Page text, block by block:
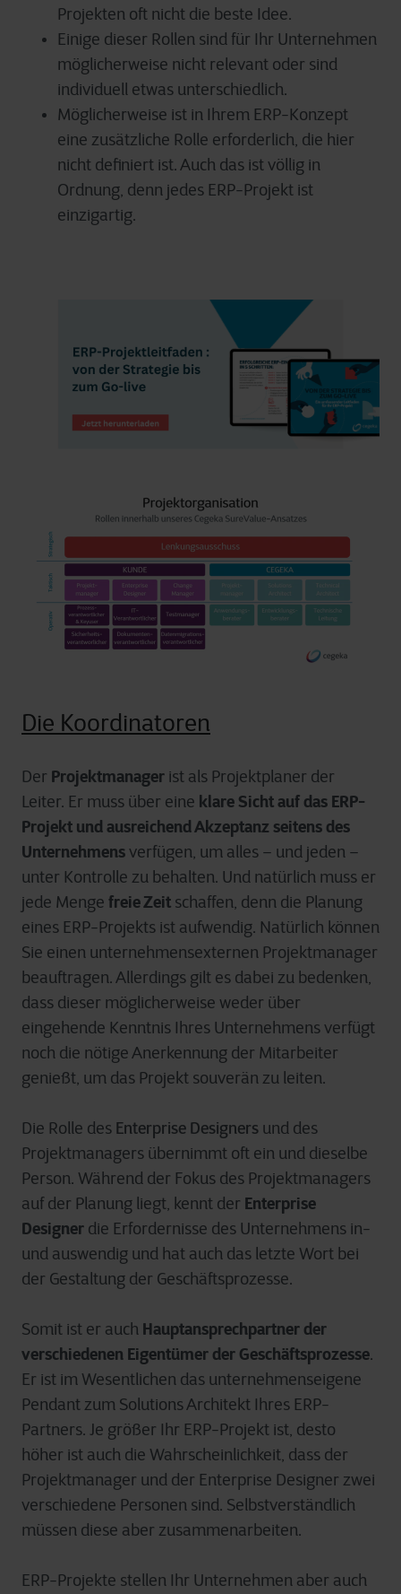
Projekten oft nicht die beste Idee.
Einige dieser Rollen sind für Ihr Unternehmen
möglicherweise nicht relevant oder sind
individuell etwas unterschiedlich.
Möglicherweise ist in Ihrem ERP-Konzept
eine zusätzliche Rolle erforderlich, die hier
nicht definiert ist. Auch das ist völlig in
Ordnung, denn jedes ERP-Projekt ist
einzigartig.
Die Koordinatoren
Der Projektmanager ist als Projektplaner der
Leiter. Er muss über eine klare Sicht auf das ERP-
Projekt und ausreichend Akzeptanz seitens des
Unternehmensverfügen, um alles – und jeden –
unter Kontrolle zu behalten. Und natürlich muss er
jede Menge freie Zeit schaffen, denn die Planung
eines ERP-Projekts ist aufwendig. Natürlich können
Sie einen unternehmensexternen Projektmanager
beauftragen. Allerdings gilt es dabei zu bedenken,
dass dieser möglicherweise weder über
eingehende Kenntnis Ihres Unternehmens verfügt
noch die nötige Anerkennung der Mitarbeiter
genießt, um das Projekt souverän zu leiten.
Die Rolle des Enterprise Designers und des
Projektmanagers übernimmt oft ein und dieselbe
Person. Während der Fokus des Projektmanagers
auf der Planung liegt, kennt der Enterprise
Designer die Erfordernisse des Unternehmens in-
und auswendig und hat auch das letzte Wort bei
der Gestaltung der Geschäftsprozesse.
Somit ist er auch Hauptansprechpartner der
verschiedenen Eigentümer der Geschäftsprozesse.
Er ist im Wesentlichen das unternehmenseigene
Pendant zum Solutions Architekt Ihres ERP-
Partners. Je größer Ihr ERP-Projekt ist, desto
höher ist auch die Wahrscheinlichkeit, dass der
Projektmanager und der Enterprise Designer zwei
verschiedene Personen sind. Selbstverständlich
müssen diese aber zusammenarbeiten.
ERP-Projekte stellen Ihr Unternehmen aber auch